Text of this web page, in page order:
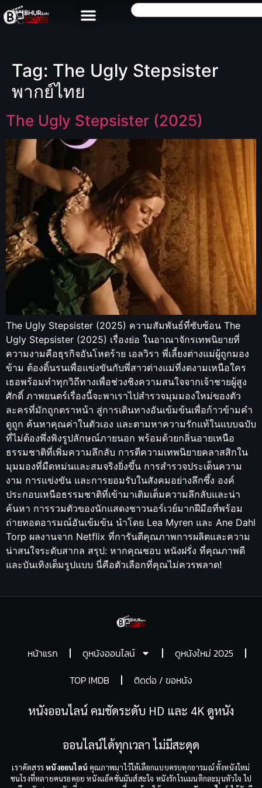
Tag: The Ugly Stepsister
พากย์ไทย
The Ugly Stepsister (2025)
The Ugly Stepsister (2025) ความสัมพันธ์ที่ซับซ้อน The
Ugly Stepsister (2025) เรื่องย่อ ในอาณาจักรเทพนิยายที่
ความงามคือธุรกิจอันโหดร้าย เอลวิรา พี่เลี้ยงต่างแม่ผู้ถูกมอง
ข้าม ต้องดิ้นรนเพื่อแข่งขันกับพี่สาวต่างแม่ที่งดงามเหนือใคร
เธอพร้อมทำทุกวิถีทางเพื่อช่วงชิงความสนใจจากเจ้าชายผู้สูง
ศักดิ์ ภาพยนตร์เรื่องนี้จะพาเราไปสำรวจมุมมองใหม่ของตัว
ละครที่มักถูกตราหน้า สู่การเดินทางอันเข้มข้นเพื่อก้าวข้ามคำ
ดูถูก ค้นหาคุณค่าในตัวเอง และตามหาความรักแท้ในแบบฉบับ
ที่ไม่ต้องพึ่งพิงรูปลักษณ์ภายนอก พร้อมด้วยกลิ่นอายเหนือ
ธรรมชาติที่เพิ่มความลึกลับ การตีความเทพนิยายคลาสสิกใน
มุมมองที่มืดหม่นและสมจริงยิ่งขึ้น การสำรวจประเด็นความ
งาม การแข่งขัน และการยอมรับในสังคมอย่างลึกซึ้ง องค์
ประกอบเหนือธรรมชาติที่เข้ามาเติมเต็มความลึกลับและน่า
ค้นหา การรวมตัวของนักแสดงชาวนอร์เวย์มากฝีมือที่พร้อม
ถ่ายทอดอารมณ์อันเข้มข้น นำโดย Lea Myren และ Ane Dahl
Torp ผลงานจาก Netflix ที่การันตีคุณภาพการผลิตและความ
น่าสนใจระดับสากล สรุป: หากคุณชอบ หนังฝรั่ง ที่คุณภาพดี
และบันเทิงเต็มรูปแบบ นี่คือตัวเลือกที่คุณไม่ควรพลาด!
หน้าแรก ดูหนังออนไลน์
ดูหนังใหม่ 2025
TOP IMDB
ติดต่อ / ขอหนัง
หนังออนไลน์ คมชัดระดับ HD และ 4K ดูหนัง
ออนไลน์ได้ทุกเวลา ไม่มีสะดุด
เราคัดสรรหนังออนไลน์ คุณภาพมาไว้ให้เลือกแบบครบทุกอารมณ์ ทั้งหนังใหม่
ชนโรงที่หลายคนรอคอย หนังแอ็คชั่นมันส์สะใจ หนังรักโรแมนติกละมุนหัวใจ ไป